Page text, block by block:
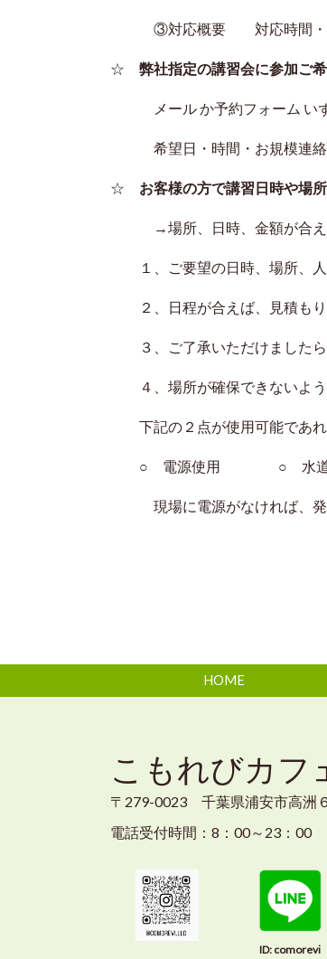
③対応概要 対応時間・講習
☆ 弊社指定の講習会に参加ご
メール か予約フォーム いず
希望日・時間・お規模連絡
☆ お客様の方で講習日時や場
→場所、日時、金額が合えば
１、ご要望の日時、場所、人
２、日程が合えば、見積もり
３、ご了承いただけましたら
４、場所が確保できないよう
下記の２点が使用可能であれ
○ 電源使用 ○ 水道
現場に電源がなければ、発
HOME
こもれびカフ
〒279-0023 千葉県浦安市高洲
電話受付時間：8 ：00～23：00
ID: comorevi